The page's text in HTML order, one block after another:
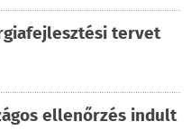
tervet
ellenőrzés indult